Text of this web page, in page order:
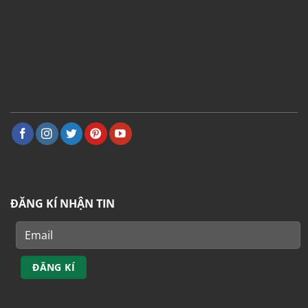
ĐĂNG KÍ NHẬN TIN